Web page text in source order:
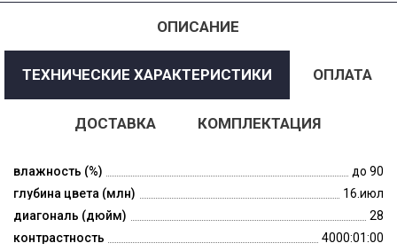
ОПИСАНИЕ
ТЕХНИЧЕСКИЕ ХАРАКТЕРИСТИКИ ОПЛАТА
ДОСТАВКА КОМПЛЕКТАЦИЯ
влажность (%)
до 90
глубина цвета (млн)
16.июл
диагональ (дюйм)
28
контрастность
4000:01:00